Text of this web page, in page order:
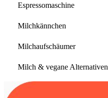
Espressomaschine
Milchkännchen
Milchaufschäumer
Milch & vegane Alternativen